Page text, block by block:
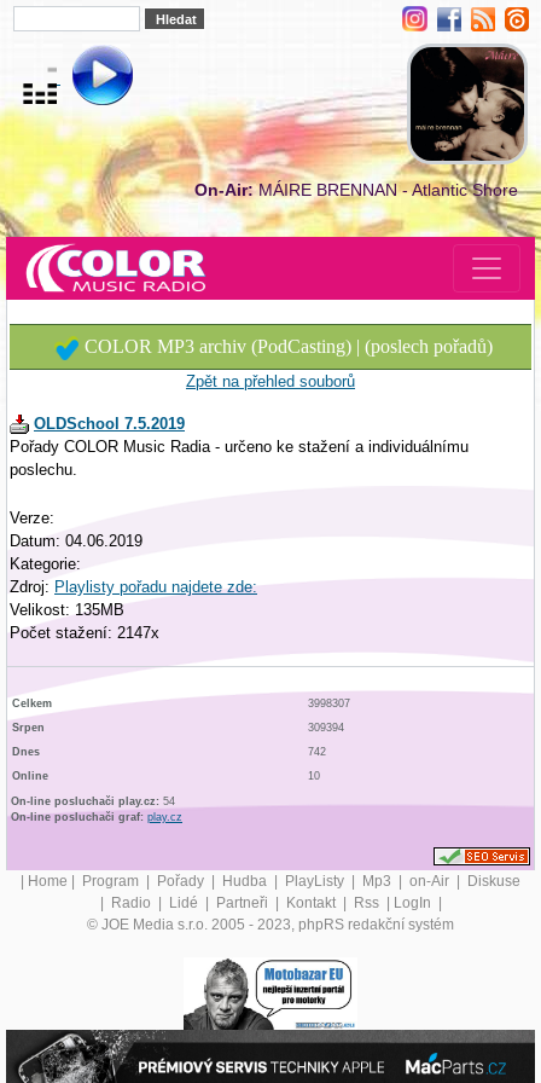
On-Air:MÁIRE BRENNAN - Atlantic Shore
COLOR MP3 archiv (PodCasting) | (poslech pořadů)
Zpět na přehled souborů
OLDSchool 7.5.2019
Pořady COLOR Music Radia - určeno ke stažení a individuálnímu
poslechu.
Verze:
Datum: 04.06.2019
Kategorie:
Zdroj: Playlisty pořadu najdete zde:
Velikost: 135MB
Počet stažení: 2147x
Celkem
3998307
Srpen
309394
Dnes
742
Online
10
On-line posluchači play.cz: 54
On-line posluchači graf: play.cz
| Home | Program | Pořady | Hudba | PlayListy | Mp3 | on-Air | Diskuse
| Radio | Lidé | Partneři | Kontakt | Rss | LogIn |
© JOE Media s.r.o. 2005 - 2023, phpRS redakční systém